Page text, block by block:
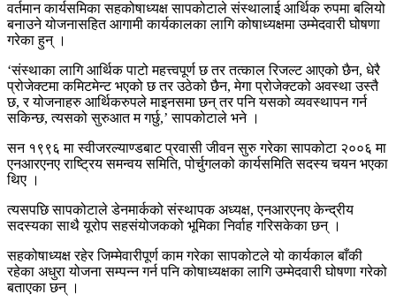
वर्तमान कार्यसमिका सहकोषाध्यक्ष सापकोटाले संस्थालाई आर्थिक रुपमा बलियो
बनाउने योजनासहित आगामी कार्यकालका लागि कोषाध्यक्षमा उम्मेदवारी घोषणा
गरेका हुन् ।
‘संस्थाका लागि आर्थिक पाटो महत्त्वपूर्ण छ तर तत्काल रिजल्ट आएको छैन, धेरै
प्रोजेक्टमा कमिटमेन्ट भएको छ तर उठेको छैन, मेगा प्रोजेक्टको अवस्था उस्तै
छ, र योजनाहरु आर्थिकरुपले माइनसमा छन् तर पनि यसको व्यवस्थापन गर्न
सकिन्छ, त्यसको सुरुआत म गर्छु,’ सापकोटाले भने ।
सन १९९६ मा स्वीजरल्याण्डबाट प्रवासी जीवन सुरु गरेका सापकोटा २००६ मा
एनआरएनए राष्ट्रिय समन्वय समिति, पोर्चुगलको कार्यसमिति सदस्य चयन भएका
थिए ।
त्यसपछि सापकोटाले डेनमार्कको संस्थापक अध्यक्ष, एनआरएनए केन्द्रीय
सदस्यका साथै यूरोप सहसंयोजकको भूमिका निर्वाह गरिसकेका छन् ।
सहकोषाध्यक्ष रहेर जिम्मेवारीपूर्ण काम गरेका सापकोटले यो कार्यकाल बाँकी
रहेका अधुरा योजना सम्पन्न गर्न पनि कोषाध्यक्षका लागि उम्मेदवारी घोषणा गरेको
बताएका छन् ।